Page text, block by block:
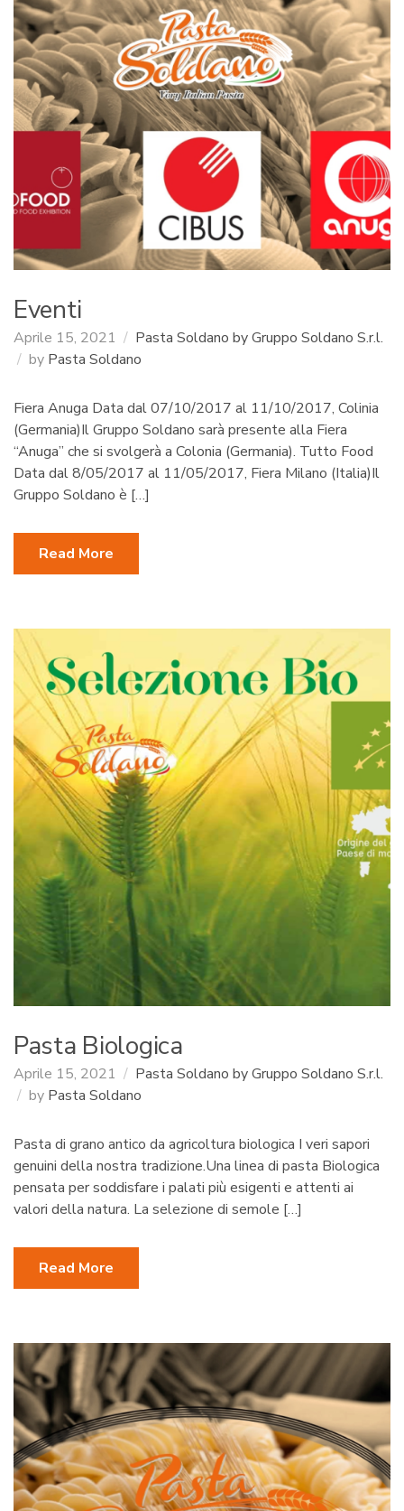
:
Eventi
Aprile 15, 2021
Pasta Soldano by Gruppo Soldano S.r.l.
by Pasta Soldano
Fiera Anuga Data dal 07/10/2017 al 11/10/2017, Colinia
(Germania)Il Gruppo Soldano sarà presente alla Fiera
“Anuga” che si svolgerà a Colonia (Germania). Tutto Food
Data dal 8/05/2017 al 11/05/2017, Fiera Milano (Italia)Il
Gruppo Soldano è […]
Read More
Pasta Biologica
Aprile 15, 2021
Pasta Soldano by Gruppo Soldano S.r.l.
by Pasta Soldano
Pasta di grano antico da agricoltura biologica I veri sapori
genuini della nostra tradizione.Una linea di pasta Biologica
pensata per soddisfare i palati più esigenti e attenti ai
valori della natura. La selezione di semole […]
Read More